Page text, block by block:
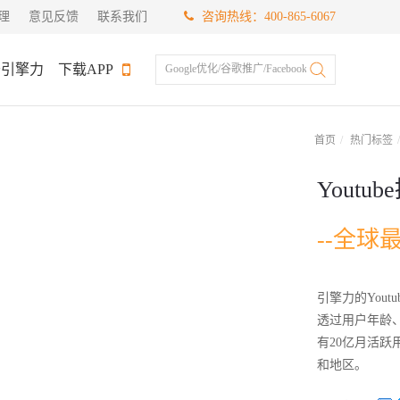
咨询热线：400-865-6067
意见反馈 联系我们
擎力 下载APP Google优化/谷歌推广/Facebook推广
首页 热门标签
--全球
引擎力的
透过用户年龄
有20亿月活跃
和地区。